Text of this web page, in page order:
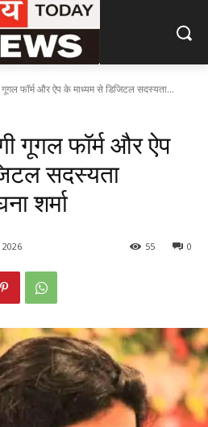
गूगल फॉर्म और ऐप के माध्यम से डिजिटल सदस्यता...
गूगल फॉर्म और ऐप
सदस्यता
शर्मा
2026 0
55